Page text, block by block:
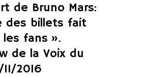
de Bruno Mars:
des billets fait
fans ».
de la Voix du
2016